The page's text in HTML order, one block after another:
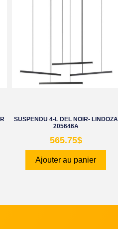
SUSPENDU 4-L DEL NOIR- LINDOZA
205646A
565.75$
Ajouter au panier